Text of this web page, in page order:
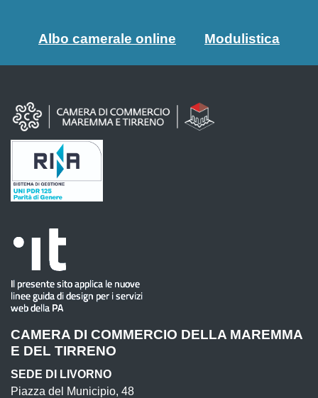
Albo camerale online Modulistica
CAMERA DI COMMERCIO DELLA MAREMMA
E DEL TIRRENO
SEDE DI LIVORNO
Piazza del Municipio, 48